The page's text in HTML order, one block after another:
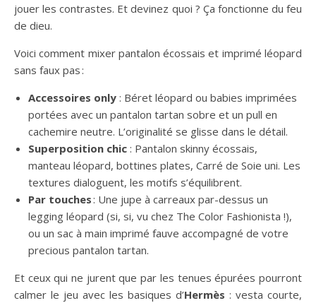
jouer les contrastes. Et devinez quoi ? Ça fonctionne du feu
de dieu.
Voici comment mixer pantalon écossais et imprimé léopard
sans faux pas :
Accessoires only : Béret léopard ou babies imprimées
portées avec un pantalon tartan sobre et un pull en
cachemire neutre. L’originalité se glisse dans le détail.
Superposition chic : Pantalon skinny écossais,
manteau léopard, bottines plates, Carré de Soie uni. Les
textures dialoguent, les motifs s’équilibrent.
Par touches: Une jupe à carreaux par-dessus un
legging léopard (si, si, vu chez The Color Fashionista !),
ou un sac à main imprimé fauve accompagné de votre
precious pantalon tartan.
Et ceux qui ne jurent que par les tenues épurées pourront
calmer le jeu avec les basiques d’Hermès : vesta courte,